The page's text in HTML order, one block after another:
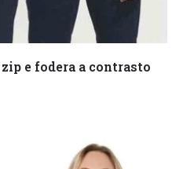
e fodera a contrasto